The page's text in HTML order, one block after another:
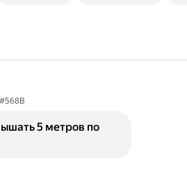
#568B
5 метров по